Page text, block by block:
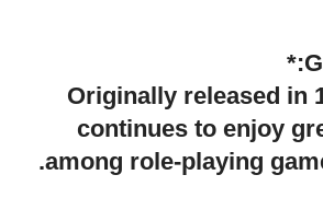
Originally released in
continues to enjoy
among role-playing